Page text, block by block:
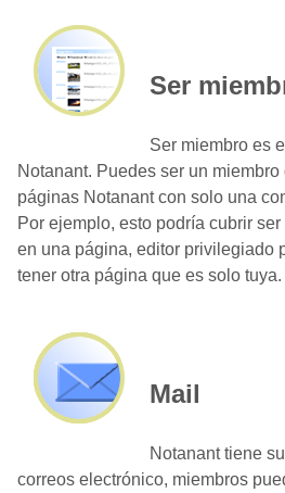
Ser
Ser miembro es
Notanant. Puedes ser un
páginas Notanant con solo una
Por ejemplo, esto podría cubrir ser
en una página, editor privilegiado
tener otra página que es solo tuya.
Mail
Notanant tiene
correos electrónico, miembros